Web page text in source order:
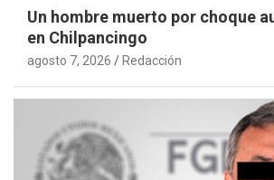
Un hombre muerto por choque
en Chilpancingo
agosto 7, 2026 Redacción